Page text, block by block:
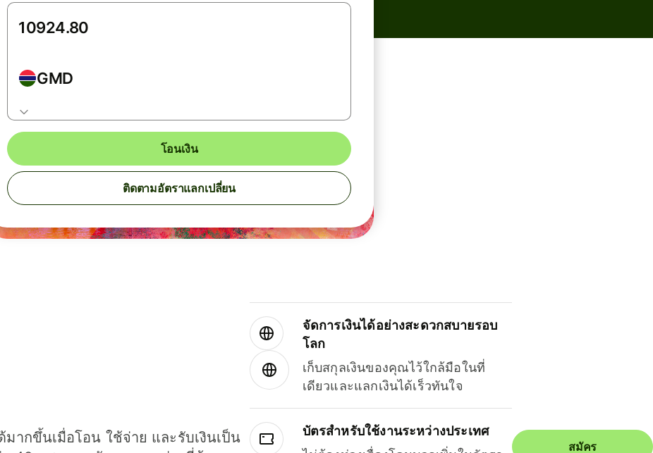
GMD
โอนเงิน
ติดตามอัตราแลกเปลี่ยน
มากขึ้นเมื่อโอน ใช้จ่าย และรับเงินเป็น
จัดการเงินได้อย่างสะดวกสบายรอบ
โลก
เก็บสกุลเงินของคุณไว้ใกล้มือในที่
เดียวและแลกเงินได้เร็วทันใจ
บัตรสำหรับใช้งานระหว่างประเทศ
สมัคร